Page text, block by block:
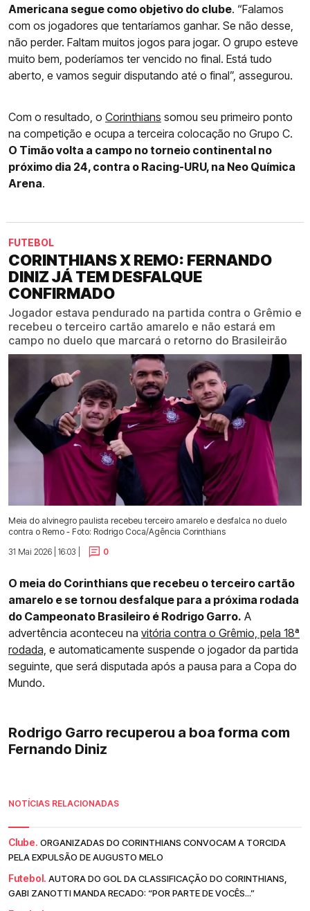
Americana segue como objetivo do clube. “Falamos
com os jogadores que tentaríamos ganhar. Se não desse,
não perder. Faltam muitos jogos para jogar. O grupo esteve
muito bem, poderíamos ter vencido no final. Está tudo
aberto, e vamos seguir disputando até o final”, assegurou.
Com o resultado, o Corinthians somou seu primeiro ponto
na competição e ocupa a terceira colocação no Grupo C.
O Timão volta a campo no torneio continental no
próximo dia 24, contra o Racing-URU, na Neo Química
Arena.
FUTEBOL
CORINTHIANS X REMO: FERNANDO
DINIZ JÁ TEM DESFALQUE
CONFIRMADO
Jogador estava pendurado na partida contra o Grêmio e
recebeu o terceiro cartão amarelo e não estará em
campo no duelo que marcará o retorno do Brasileirão
Meia do alvinegro paulista recebeu terceiro amarelo e desfalca no duelo
contra o Remo - Foto: Rodrigo Coca/Agência Corinthians
31 Mai 2026 | 16:03 |
0
O meia do Corinthians que recebeu o terceiro cartão
amarelo e se tornou desfalque para a próxima rodada
do Campeonato Brasileiro é Rodrigo Garro. A
advertência aconteceu na vitória contra o Grêmio, pela 18ª
rodada, e automaticamente suspende o jogador da partida
seguinte, que será disputada após a pausa para a Copa do
Mundo.
Rodrigo Garro recuperou a boa forma com
Fernando Diniz
NOTÍCIAS RELACIONADAS
Clube. ORGANIZADAS DO CORINTHIANS CONVOCAM A TORCIDA
PELA EXPULSÃO DE AUGUSTO MELO
Futebol. AUTORA DO GOL DA CLASSIFICAÇÃO DO CORINTHIANS,
GABI ZANOTTI MANDA RECADO: “POR PARTE DE VOCÊS...”